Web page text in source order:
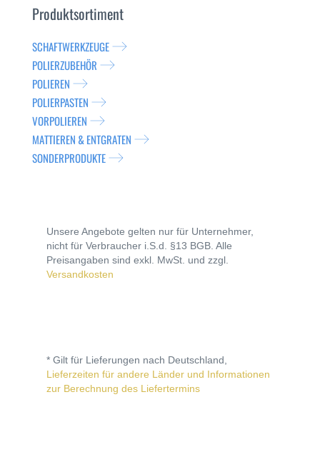
Produktsortiment
SCHAFTWERKZEUGE
POLIERZUBEHÖR
POLIEREN
POLIERPASTEN
VORPOLIEREN
MATTIEREN & ENTGRATEN
SONDERPRODUKTE
Unsere Angebote gelten nur für Unternehmer,
nicht für Verbraucher i.S.d. §13 BGB. Alle
Preisangaben sind exkl. MwSt. und zzgl.
Versandkosten
* Gilt für Lieferungen nach Deutschland,
Lieferzeiten für andere Länder und Informationen
zur Berechnung des Liefertermins